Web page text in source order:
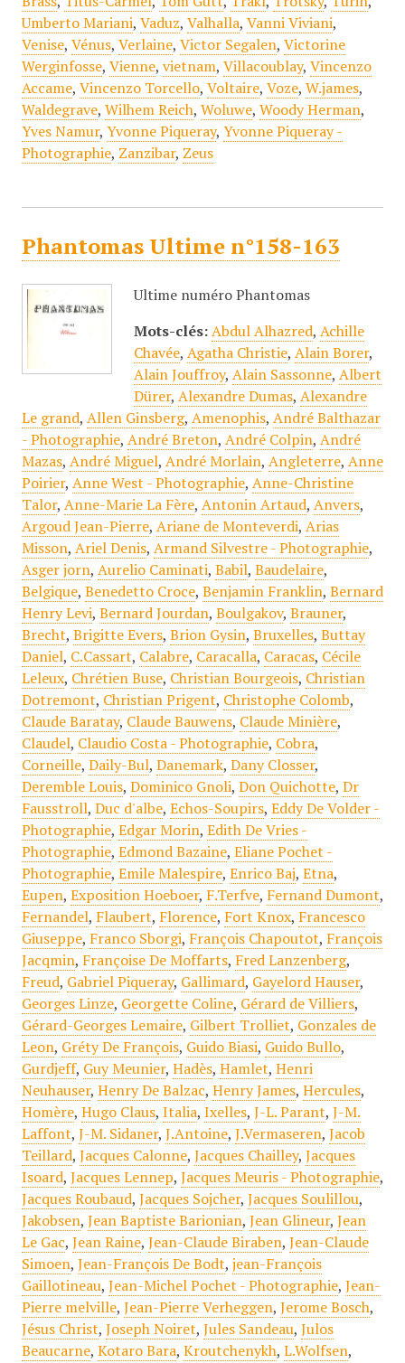
Umberto Mariani, Vaduz, Valhalla, Vanni Viviani,
Venise, Vénus, Verlaine, Victor Segalen, Victorine
Werginfosse, Vienne, vietnam, Villacoublay, Vincenzo
Accame, Vincenzo Torcello, Voltaire, Voze, W.james,
Waldegrave, Wilhem Reich, Woluwe, Woody Herman,
Yves Namur, Yvonne Piqueray, Yvonne Piqueray -
Photographie, Zanzibar, Zeus
Phantomas Ultime n°158-163
Ultime numéro Phantomas
Mots-clés: Abdul Alhazred, Achille
Chavée, Agatha Christie, Alain Borer,
Alain Jouffroy, Alain Sassonne, Albert
Dürer, Alexandre Dumas, Alexandre
Le grand, Allen Ginsberg, Amenophis, André Balthazar
- Photographie, André Breton, André Colpin, André
Mazas, André Miguel, André Morlain, Angleterre, Anne
Poirier, Anne West - Photographie, Anne-Christine
Talor, Anne-Marie La Fère, Antonin Artaud, Anvers,
Argoud Jean-Pierre, Ariane de Monteverdi, Arias
Misson, Ariel Denis, Armand Silvestre - Photographie,
Asger jorn, Aurelio Caminati, Babil, Baudelaire,
Belgique, Benedetto Croce, Benjamin Franklin, Bernard
Henry Levi, Bernard Jourdan, Boulgakov, Brauner,
Brecht, Brigitte Evers, Brion Gysin, Bruxelles, Buttay
Daniel, C.Cassart, Calabre, Caracalla, Caracas, Cécile
Leleux, Chrétien Buse, Christian Bourgeois, Christian
Dotremont, Christian Prigent, Christophe Colomb,
Claude Baratay, Claude Bauwens, Claude Minière,
Claudel, Claudio Costa - Photographie, Cobra,
Corneille, Daily-Bul, Danemark, Dany Closser,
Deremble Louis, Dominico Gnoli, Don Quichotte, Dr
Fausstroll, Duc d'albe, Echos-Soupirs, Eddy De Volder -
Photographie, Edgar Morin, Edith De Vries -
Photographie, Edmond Bazaine, Eliane Pochet -
Photographie, Emile Malespire, Enrico Baj, Etna,
Eupen, Exposition Hoeboer, F.Terfve, Fernand Dumont,
Fernandel, Flaubert, Florence, Fort Knox, Francesco
Giuseppe, Franco Sborgi, François Chapoutot, François
Jacqmin, Françoise De Moffarts, Fred Lanzenberg,
Freud, Gabriel Piqueray, Gallimard, Gayelord Hauser,
Georges Linze, Georgette Coline, Gérard de Villiers,
Gérard-Georges Lemaire, Gilbert Trolliet, Gonzales de
Leon, Gréty De François, Guido Biasi, Guido Bullo,
Gurdjeff, Guy Meunier, Hadès, Hamlet, Henri
Neuhauser, Henry De Balzac, Henry James, Hercules,
Homère, Hugo Claus, Italia, Ixelles, J-L. Parant, J-M.
Laffont, J-M. Sidaner, J.Antoine, J.Vermaseren, Jacob
Teillard, Jacques Calonne, Jacques Chailley, Jacques
Isoard, Jacques Lennep, Jacques Meuris - Photographie,
Jacques Roubaud, Jacques Sojcher, Jacques Soulillou,
Jakobsen, Jean Baptiste Barionian, Jean Glineur, Jean
Le Gac, Jean Raine, Jean-Claude Biraben, Jean-Claude
Simoen, Jean-François De Bodt, jean-François
Gaillotineau, Jean-Michel Pochet - Photographie, Jean-
Pierre melville, Jean-Pierre Verheggen, Jerome Bosch,
Jésus Christ, Joseph Noiret, Jules Sandeau, Julos
Beaucarne, Kotaro Bara, Kroutchenykh, L.Wolfsen,